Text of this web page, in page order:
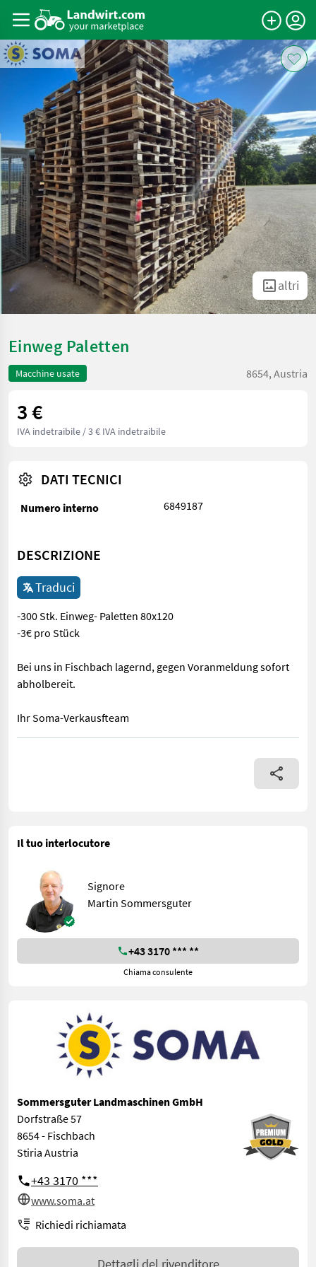
altri
Einweg Paletten
Macchine usate 8654, Austria
3 €
IVA indetraibile / 3 € IVA indetraibile
DATI TECNICI
Numero interno 6849187
DESCRIZIONE
Traduci
-300 Stk. Einweg- Paletten 80x120
-3€ pro Stück
Bei uns in Fischbach lagernd, gegen Voranmeldung sofort
abholbereit.
Ihr Soma-Verkausfteam
-300 Stk. Einweg- Paletten 80x120 -3€ pro Stück Bei uns in
Il tuo interlocutore
Signore
Martin Sommersguter
+43 3170 *** **
Chiama consulente
Sommersguter Landmaschinen GmbH
Dorfstraße 57
8654 - Fischbach
Stiria Austria
+43 3170 ***
www.soma.at
Richiedi richiamata